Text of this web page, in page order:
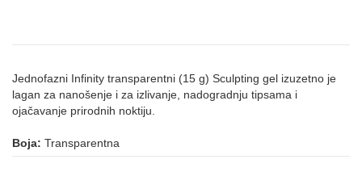
Jednofazni Infinity transparentni (15 g) Sculpting gel izuzetno je
lagan za nanošenje i za izlivanje, nadogradnju tipsama i
ojačavanje prirodnih noktiju.
Boja: Transparentna